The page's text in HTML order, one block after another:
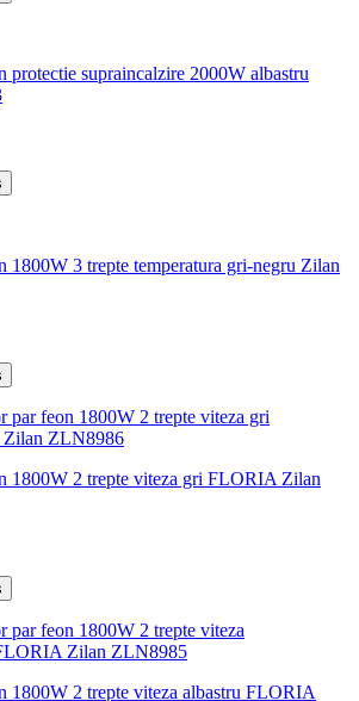
protectie supraincalzire 2000W albastru
1800W 3 trepte temperatura gri-negru Zilan
1800W 2 trepte viteza gri FLORIA Zilan